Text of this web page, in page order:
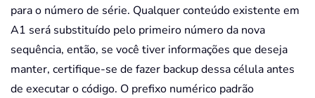
para o número de série. Qualquer conteúdo existente em
A1 será substituído pelo primeiro número da nova
sequência, então, se você tiver informações que deseja
manter, certifique-se de fazer backup dessa célula antes
de executar o código. O prefixo numérico padrão